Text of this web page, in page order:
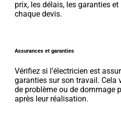
prix, les délais, les garanties
chaque devis.
Assurances et garanties
Vérifiez si l’électricien est
garanties sur son travail. Cela
de problème ou de dommage
après leur réalisation.